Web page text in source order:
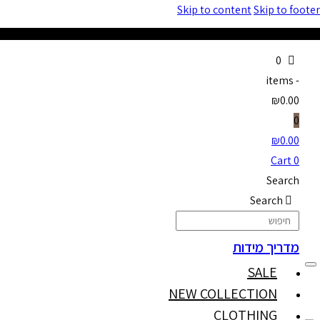
Skip to contentSkip to footer
0
items-
₪0.00
0
₪0.00
0
Cart
Search
Search
מדריך מידות
SALE
NEW COLLECTION
CLOTHING